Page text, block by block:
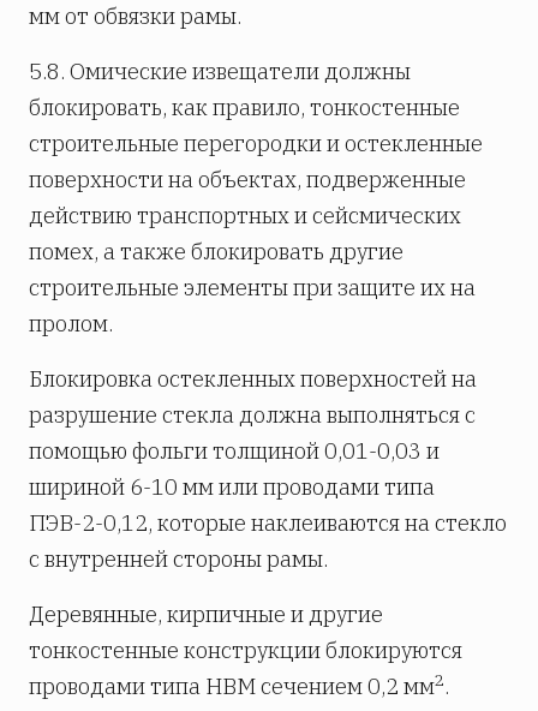
мм от обвязки рамы.
5.8. Омические извещатели должны
блокировать, как правило, тонко­стен­ные
строительные перегородки и остекленные
поверхности на объектах, подверженные
действию транспортных и сейсмических
помех, а также блокировать другие
строительные элементы при защите их на
пролом.
Блокировка остекленных поверхностей на
разрушение стекла должна выполняться с
помощью фольги толщиной 0,01-0,03 и
шириной 6-10 мм или проводами типа
ПЭВ-2-0,12, которые наклеиваются на стекло
с внутренней стороны рамы.
Деревянные, кирпичные и другие
тонкостенные конструкции блоки­руются
проводами типа НВМ сечением 0,2 мм2.